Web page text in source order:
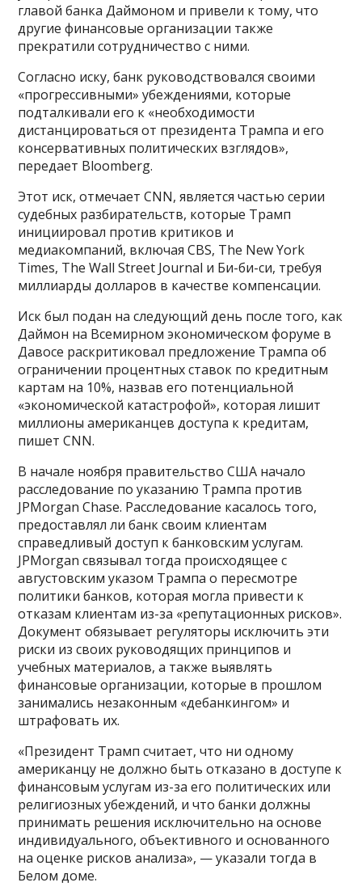
главой банка Даймоном и привели к тому, что
другие финансовые организации также
прекратили сотрудничество с ними.
Согласно иску, банк руководствовался своими
«прогрессивными» убеждениями, которые
подталкивали его к «необходимости
дистанцироваться от президента Трампа и его
консервативных политических взглядов»,
передает Bloomberg.
Этот иск, отмечает CNN, является частью серии
судебных разбирательств, которые Трамп
инициировал против критиков и
медиакомпаний, включая CBS, The New York
Times, The Wall Street Journal и Би-би-си, требуя
миллиарды долларов в качестве компенсации.
Иск был подан на следующий день после того, как
Даймон на Всемирном экономическом форуме в
Давосе раскритиковал предложение Трампа об
ограничении процентных ставок по кредитным
картам на 10%, назвав его потенциальной
«экономической катастрофой», которая лишит
миллионы американцев доступа к кредитам,
пишет CNN.
В начале ноября правительство США начало
расследование по указанию Трампа против
JPMorgan Chase. Расследование касалось того,
предоставлял ли банк своим клиентам
справедливый доступ к банковским услугам.
JPMorgan связывал тогда происходящее с
августовским указом Трампа о пересмотре
политики банков, которая могла привести к
отказам клиентам из-за «репутационных рисков».
Документ обязывает регуляторы исключить эти
риски из своих руководящих принципов и
учебных материалов, а также выявлять
финансовые организации, которые в прошлом
занимались незаконным «дебанкингом» и
штрафовать их.
«Президент Трамп считает, что ни одному
американцу не должно быть отказано в доступе к
финансовым услугам из-за его политических или
религиозных убеждений, и что банки должны
принимать решения исключительно на основе
индивидуального, объективного и основанного
на оценке рисков анализа», — указали тогда в
Белом доме.